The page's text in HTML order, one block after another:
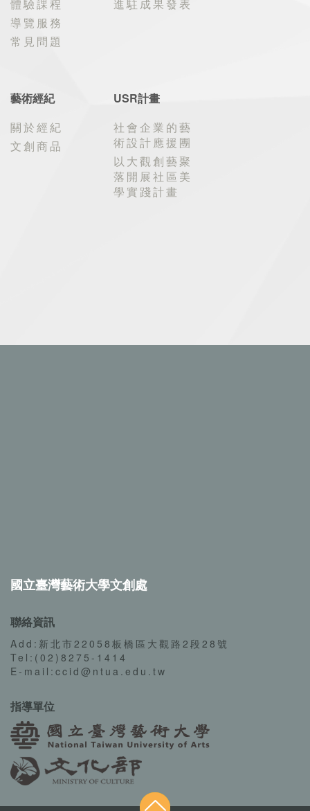
體驗課程
導覽服務
常見問題
進駐成果發表
藝術經紀
關於經紀
文創商品
USR計畫
社會企業的藝
術設計應援團
以大觀創藝聚
落開展社區美
學實踐計畫
國立臺灣藝術大學文創處
聯絡資訊
Add:新北市22058板橋區大觀路2段28號
Tel:(02)8275-1414
E-mail:ccid@ntua.edu.tw
指導單位